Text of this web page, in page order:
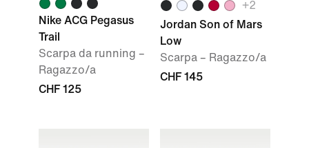
Nike ACG Pegasus
Trail
Scarpa da running –
Ragazzo/a
CHF 125
+2
Jordan Son of Mars
Low
Scarpa – Ragazzo/a
CHF 145